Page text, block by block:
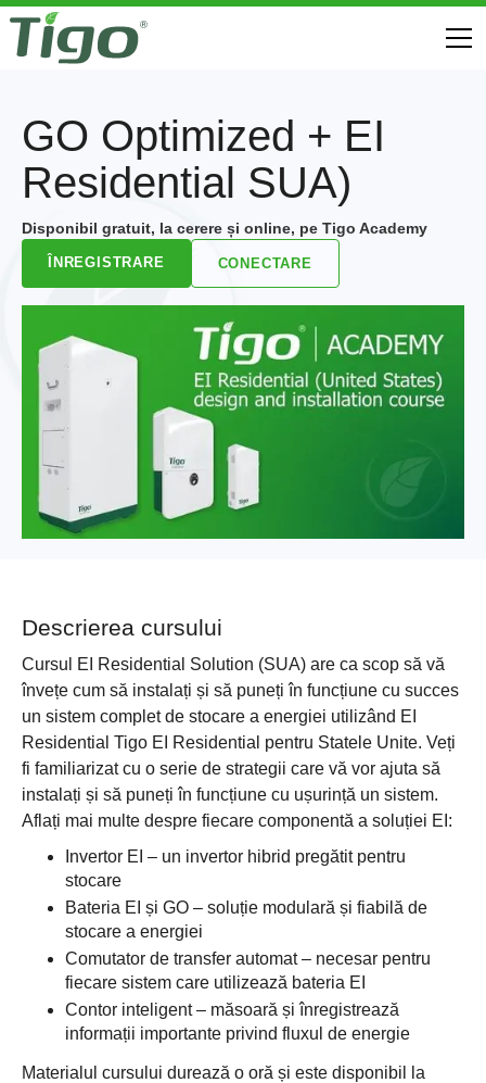
GO Optimized + EI
Residential SUA)
Disponibil gratuit, la cerere și online, pe Tigo Academy
ÎNREGISTRARE CONECTARE
Descrierea cursului
Cursul EI Residential Solution (SUA) are ca scop să vă
învețe cum să instalați și să puneți în funcțiune cu succes
un sistem complet de stocare a energiei utilizând EI
Residential Tigo EI Residential pentru Statele Unite. Veți
fi familiarizat cu o serie de strategii care vă vor ajuta să
instalați și să puneți în funcțiune cu ușurință un sistem.
Aflați mai multe despre fiecare componentă a soluției EI:
Invertor EI – un invertor hibrid pregătit pentru
stocare
Bateria EI și GO – soluție modulară și fiabilă de
stocare a energiei
Comutator de transfer automat – necesar pentru
fiecare sistem care utilizează bateria EI
Contor inteligent – măsoară și înregistrează
informații importante privind fluxul de energie
Materialul cursului durează o oră și este disponibil la